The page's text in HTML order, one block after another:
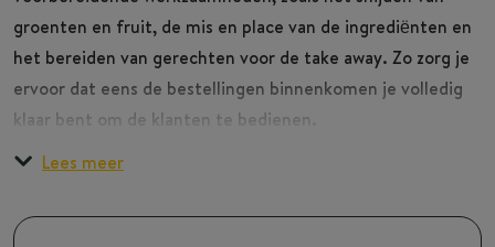
groenten en fruit, de mis en place van de ingrediënten en
het bereiden van gerechten voor de take away. Zo zorg je
ervoor dat eens de bestellingen binnenkomen je volledig
klaar bent om de klanten te bedienen.
Op kalmere momenten help je je collega van de afwas met
de werkvloer. Aan het einde van de dag maak je de keuken
In deze baan heb je afwisselende werktijden en word je
06.00 uur begint, ben je verantwoordelijk voor het
Lees meer